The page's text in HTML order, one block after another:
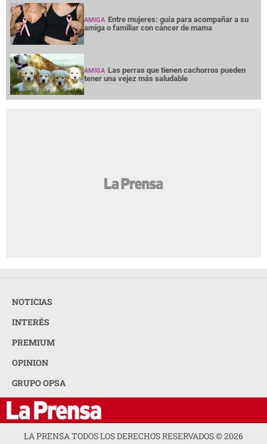
AMIGA Entre mujeres: guía para acompañar a su
amiga o familiar con cáncer de mama
AMIGA Las perras que tienen cachorros pueden
tener una vejez más saludable
NOTICIAS
INTERÉS
PREMIUM
OPINION
GRUPO OPSA
LA PRENSA TODOS LOS DERECHOS RESERVADOS ©2026